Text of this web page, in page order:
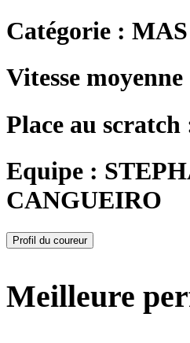
Catégorie : MAS
Vitesse
Place au scratch
Equipe :
CANGUEIRO
Profil du coureur
Meilleure